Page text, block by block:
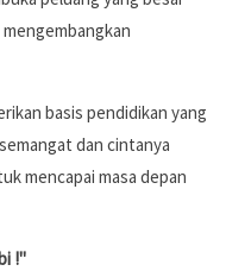
basis pendidikan yang
dan cintanya
mencapai masa depan
!"